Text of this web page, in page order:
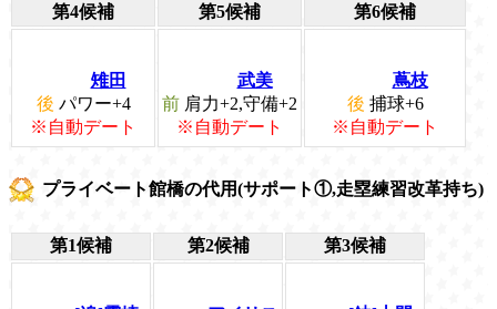
第4候補
第5候補 第6候補
雉田
後 パワー+4
※自動デート
武美
前 肩力+2,守備+2
※自動デート
蔦枝
後 捕球+6
※自動デート
プライベート館橋の代用(サポート①,走塁練習改革持ち)
第1候補 第2候補 第3候補